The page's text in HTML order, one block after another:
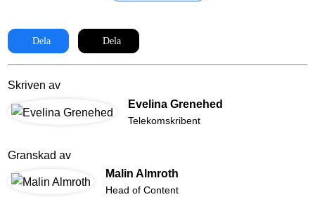
Dela Dela
Skriven av
Evelina Grenehed
Telekomskribent
Granskad av
Malin Almroth
Head of Content